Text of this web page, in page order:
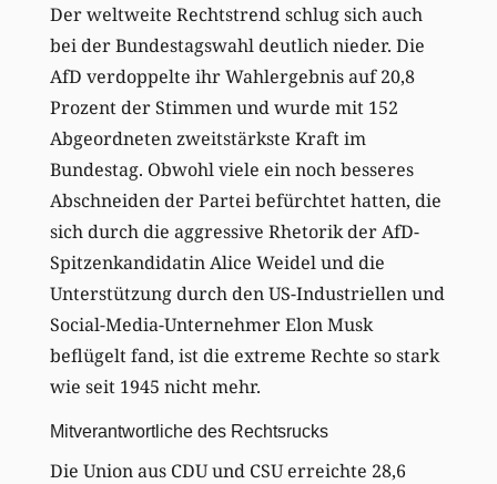
Der weltweite Rechtstrend schlug sich auch
bei der Bundestagswahl deutlich nieder. Die
AfD verdoppelte ihr Wahlergebnis auf 20,8
Prozent der Stimmen und wurde mit 152
Abgeordneten zweitstärkste Kraft im
Bundestag. Obwohl viele ein noch besseres
Abschneiden der Partei befürchtet hatten, die
sich durch die aggressive Rhetorik der AfD-
Spitzenkandidatin Alice Weidel und die
Unterstützung durch den US-Industriellen und
Social-Media-Unternehmer Elon Musk
beflügelt fand, ist die extreme Rechte so stark
wie seit 1945 nicht mehr.
Mitverantwortliche des Rechtsrucks
Die Union aus CDU und CSU erreichte 28,6